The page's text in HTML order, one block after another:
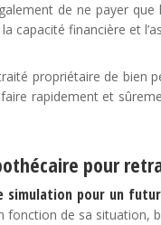
de ne payer
capacité financière et
propriétaire de bien
rapidement et
pour
simulation pour un
de sa situation,